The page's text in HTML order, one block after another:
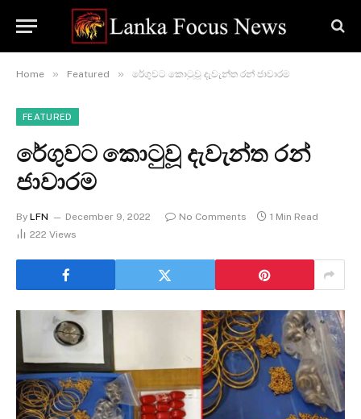
Home » Featured » රේගුවට කොටුවූ දැවැන්ත රන් ජාවාරම
FEATURED
රේගුවට කොටුවූ දැවැන්ත රන්
ජාවාරම
By LFN December 9, 2022 No Comments
1 Min Read
222 Views